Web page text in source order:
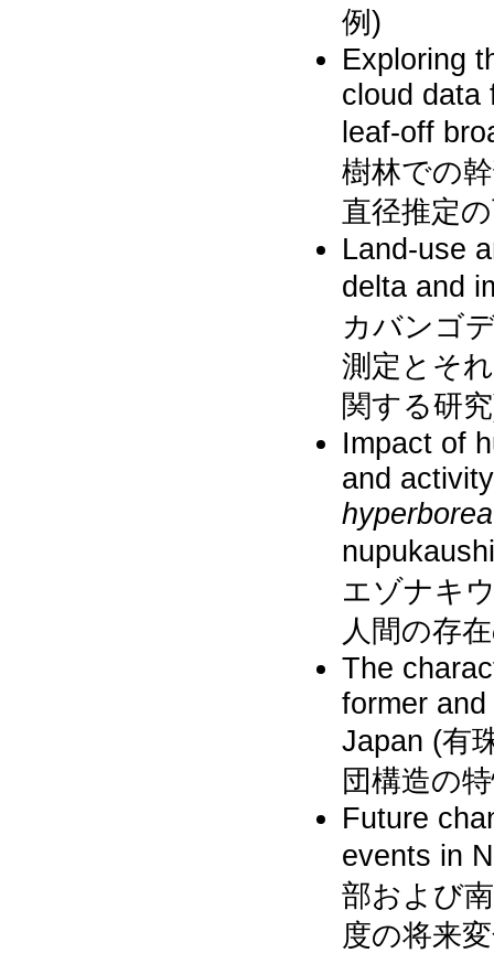
例)
Exploring
cloud data
leaf-off
樹林での
直径推定
Land-use
delta and
カバンゴ
測定とそ
関する研
Impact of
and
エゾナキ
人間の存
The
former
Japan (有
団構造の
Future
events in
部および
度の将来